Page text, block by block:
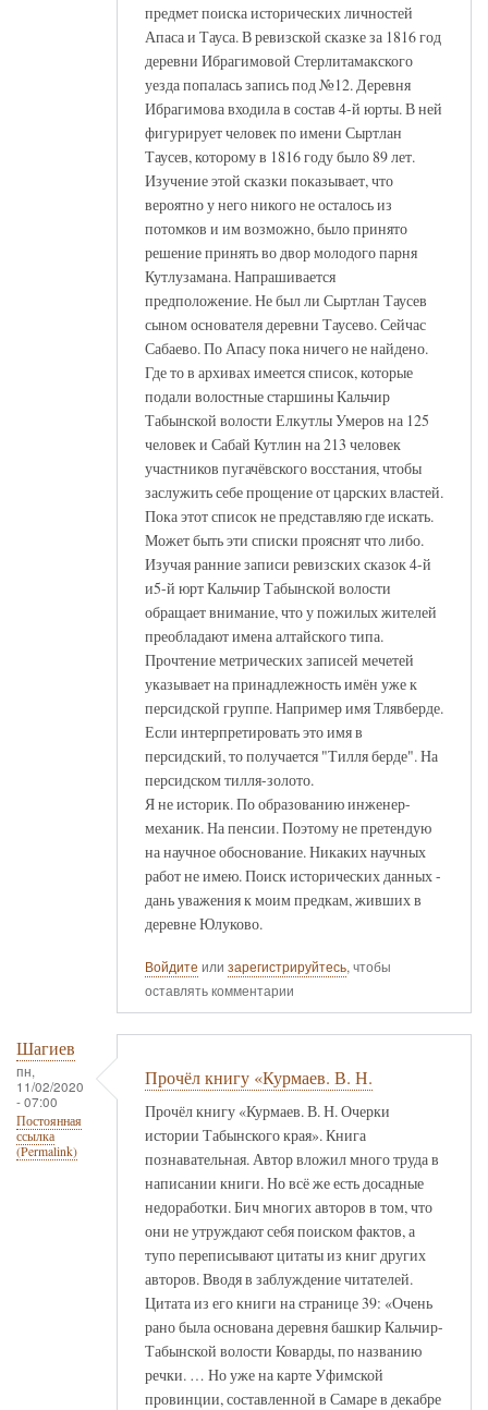
предмет поиска исторических личностей
Апаса и Тауса. В ревизской сказке за 1816 год
деревни Ибрагимовой Стерлитамакского
уезда попалась запись под №12. Деревня
Ибрагимова входила в состав 4-й юрты. В ней
фигурирует человек по имени Сыртлан
Таусев, которому в 1816 году было 89 лет.
Изучение этой сказки показывает, что
вероятно у него никого не осталось из
потомков и им возможно, было принято
решение принять во двор молодого парня
Кутлузамана. Напрашивается
предположение. Не был ли Сыртлан Таусев
сыном основателя деревни Таусево. Сейчас
Сабаево. По Апасу пока ничего не найдено.
Где то в архивах имеется список, которые
подали волостные старшины Кальчир
Табынской волости Елкутлы Умеров на 125
человек и Сабай Кутлин на 213 человек
участников пугачёвского восстания, чтобы
заслужить себе прощение от царских властей.
Пока этот список не представляю где искать.
Может быть эти списки прояснят что либо.
Изучая ранние записи ревизских сказок 4-й
и5-й юрт Кальчир Табынской волости
обращает внимание, что у пожилых жителей
преобладают имена алтайского типа.
Прочтение метрических записей мечетей
указывает на принадлежность имён уже к
персидской группе. Например имя Тлявберде.
Если интерпретировать это имя в
персидский, то получается "Тилля берде". На
персидском тилля-золото.
Я не историк. По образованию инженер-
механик. На пенсии. Поэтому не претендую
на научное обоснование. Никаких научных
работ не имею. Поиск исторических данных -
дань уважения к моим предкам, живших в
деревне Юлуково.
Войдите или зарегистрируйтесь, чтобы
оставлять комментарии
Шагиев
пн,
11/02/2020
- 07:00
Постоянная
ссылка
(Permalink)
Прочёл книгу «Курмаев. В. Н.
Прочёл книгу «Курмаев. В. Н. Очерки
истории Табынского края». Книга
познавательная. Автор вложил много труда в
написании книги. Но всё же есть досадные
недоработки. Бич многих авторов в том, что
они не утруждают себя поиском фактов, а
тупо переписывают цитаты из книг других
авторов. Вводя в заблуждение читателей.
Цитата из его книги на странице 39: «Очень
рано была основана деревня башкир Кальчир-
Табынской волости Коварды, по названию
речки. … Но уже на карте Уфимской
провинции, составленной в Самаре в декабре